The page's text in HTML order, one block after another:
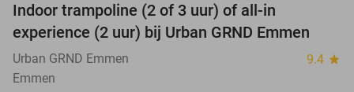
Indoor trampoline (2 of 3 uur) of all-in
experience (2 uur) bij Urban GRND Emmen
Urban GRND Emmen 9.4 star
Emmen